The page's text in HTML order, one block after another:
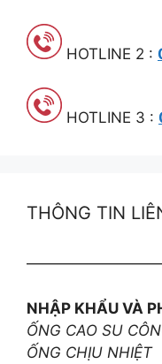
HOTLINE 2 :
HOTLINE 3 :
THÔNG TIN
NHẬP KHẨU VÀ
ỐNG CAO SU
ỐNG CHỊU NHIỆT